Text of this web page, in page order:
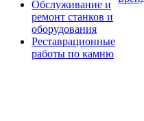
Обслуживание и
ремонт станков и
оборудования
Реставрационные
работы по камню